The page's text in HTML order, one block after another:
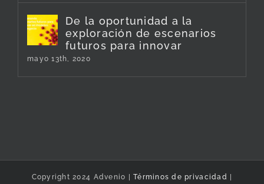
De la oportunidad a la
exploración de escenarios
futuros para innovar
mayo 13th, 2020
Copyright 2024 Advenio | Términos de privacidad |